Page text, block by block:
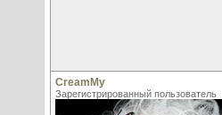
CreamMy
Зарегистрированный пользователь